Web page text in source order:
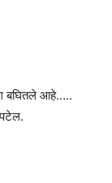
बघितले आहे…..